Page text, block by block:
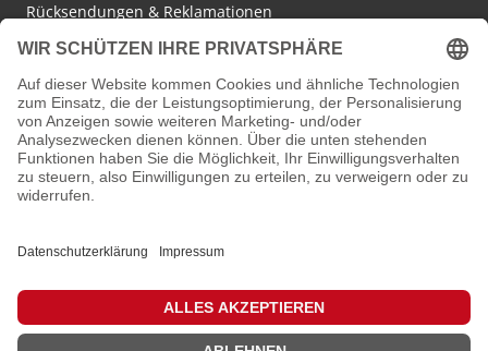
Rücksendungen & Reklamationen
Social Media
Facebook
Instagram